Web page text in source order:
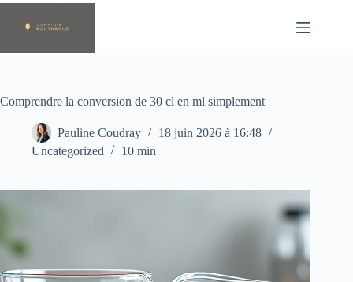
Passer
contenu
Comprendre la conversion de 30 cl en ml simplement
Pauline Coudray
18 juin 2026 à 16:48
Uncategorized
10 min